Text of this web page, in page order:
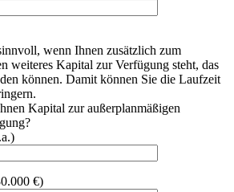
wenn Ihnen zusätzlich zum
weiteres Kapital zur Verfügung steht, das
können. Damit können Sie die Laufzeit
Kapital zur außerplanmäßigen
€)